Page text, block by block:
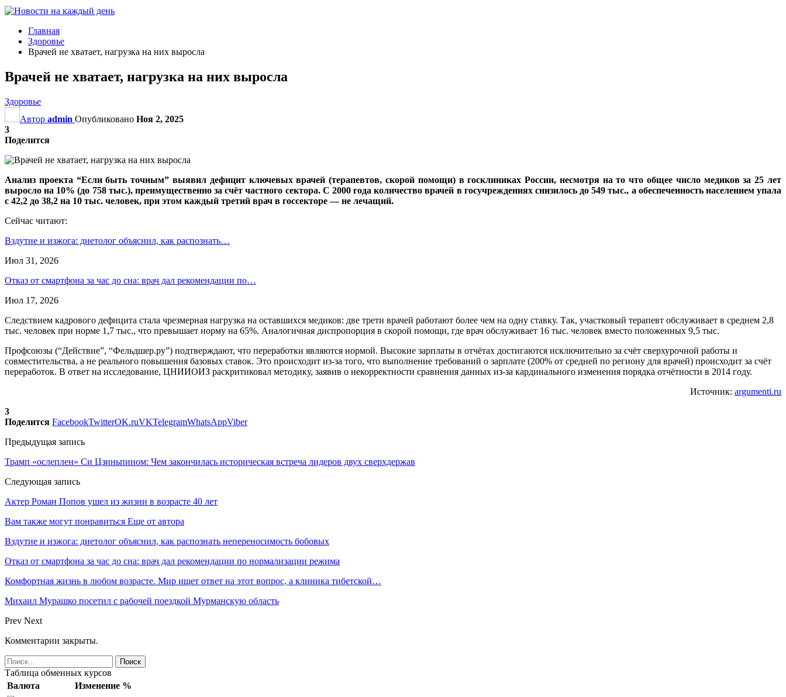
Главная
Здоровье
Врачей не хватает, нагрузка на них выросла
Врачей не хватает, нагрузка на них выросла
Здоровье
Автор admin Опубликовано Ноя 2, 2025
3
Поделится
Анализ проекта “Если быть точным” выявил дефицит ключевых врачей (терапевтов, скорой помощи) в госклиниках России, несмотря на то что общее число медиков за 25 лет
выросло на 10% (до 758 тыс.), преимущественно за счёт частного сектора. С 2000 года количество врачей в госучреждениях снизилось до 549 тыс., а обеспеченность населением упала
с 42,2 до 38,2 на 10 тыс. человек, при этом каждый третий врач в госсекторе — не лечащий.
Сейчас читают:
Вздутие и изжога: диетолог объяснил, как распознать…
Июл 31, 2026
Отказ от смартфона за час до сна: врач дал рекомендации по…
Июл 17, 2026
Следствием кадрового дефицита стала чрезмерная нагрузка на оставшихся медиков: две трети врачей работают более чем на одну ставку. Так, участковый терапевт обслуживает в среднем 2,8
тыс. человек при норме 1,7 тыс., что превышает норму на 65%. Аналогичная диспропорция в скорой помощи, где врач обслуживает 16 тыс. человек вместо положенных 9,5 тыс.
Профсоюзы (“Действие”, “Фельдшер.ру”) подтверждают, что переработки являются нормой. Высокие зарплаты в отчётах достигаются исключительно за счёт сверхурочной работы и
совместительства, а не реального повышения базовых ставок. Это происходит из-за того, что выполнение требований о зарплате (200% от средней по региону для врачей) происходит за счёт
переработок. В ответ на исследование, ЦНИИОИЗ раскритиковал методику, заявив о некорректности сравнения данных из-за кардинального изменения порядка отчётности в 2014 году.
Источник: argumenti.ru
3
Поделится FacebookTwitterOK.ruVKTelegramWhatsAppViber
Предыдущая запись
Трамп «ослеплен» Си Цзиньпином: Чем закончилась историческая встреча лидеров двух сверхдержав
Следующая запись
Актер Роман Попов ушел из жизни в возрасте 40 лет
Вам также могут понравиться Еще от автора
Вздутие и изжога: диетолог объяснил, как распознать непереносимость бобовых
Отказ от смартфона за час до сна: врач дал рекомендации по нормализации режима
Комфортная жизнь в любом возрасте. Мир ищет ответ на этот вопрос, а клиника тибетской…
Михаил Мурашко посетил с рабочей поездкой Мурманскую область
Prev Next
Комментарии закрыты.
Таблица обменных курсов
Валюта
Изменение %